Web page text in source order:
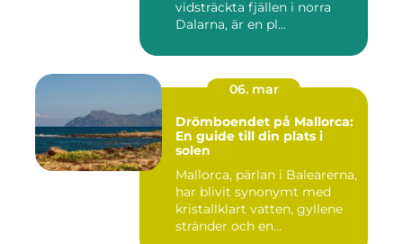
vidsträckta fjällen i norra
Dalarna, är en pl...
06. mar
Drömboendet på Mallorca:
En guide till din plats i
solen
Mallorca, pärlan i Balearerna,
har blivit synonymt med
kristallklart vatten, gyllene
stränder och en...